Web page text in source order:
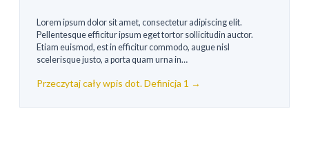
Lorem ipsum dolor sit amet, consectetur adipiscing elit.
Pellentesque efficitur ipsum eget tortor sollicitudin auctor.
Etiam euismod, est in efficitur commodo, augue nisl
scelerisque justo, a porta quam urna in…
Przeczytaj cały wpis dot. Definicja 1 →